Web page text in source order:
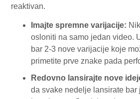
reaktivan.
Imajte spremne varijacije:
osloniti na samo jedan video.
bar 2-3 nove varijacije koje
primetite prve znake pada
Redovno lansirajte nove
da svake nedelje lansirate bar